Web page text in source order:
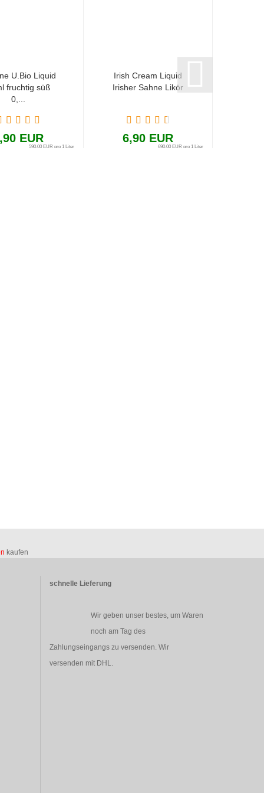
U.Bio Liquid
fruchtig süß
0,...
EUR
590,00 EUR pro 1 Liter
Irish Cream Liquid
Irisher Sahne Likör
6,90 EUR
690,00 EUR pro 1 Liter
kaufen
schnelle Lieferung
Wir geben unser bestes, um Waren
noch am Tag des
Zahlungseingangs zu versenden. Wir
versenden mit DHL.